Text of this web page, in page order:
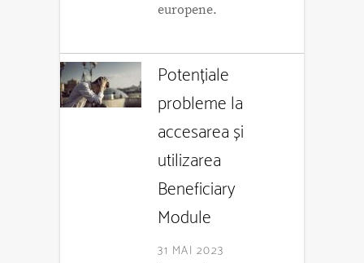
europene.
Potențiale
probleme la
accesarea și
utilizarea
Beneficiary
Module
31 MAI 2023